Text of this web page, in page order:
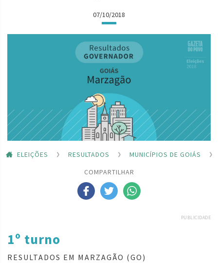
07/10/2018
ELEIÇÕES RESULTADOS
MUNICÍPIOS DE GOIÁS
COMPARTILHAR
PUBLICIDADE
1º turno
RESULTADOS EM MARZAGÃO (GO)